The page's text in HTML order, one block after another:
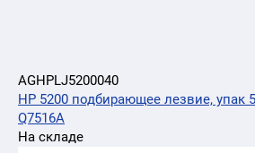
AGHPLJ5200040
HP 5200 подбирающее лезвие, упак
Q7516A
На складе